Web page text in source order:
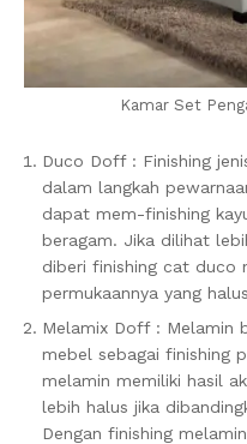
Kamar Set
Duco Doff : Finishing
dalam langkah
dapat mem-finishing
beragam. Jika dilihat
diberi finishing cat duco
permukaannya yang
Melamix Doff : Melamin
mebel sebagai finishing
melamin memiliki hasil
lebih halus jika
Dengan finishing